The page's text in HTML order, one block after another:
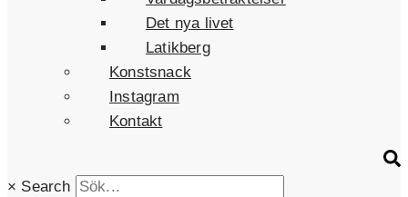
Det nya livet
Latikberg
Konstsnack
Instagram
Kontakt
× Search